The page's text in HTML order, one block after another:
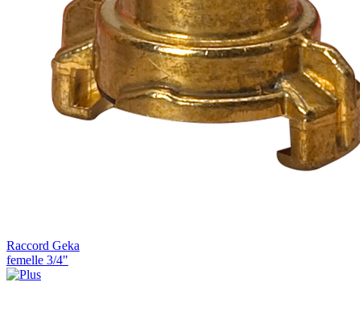
Raccord Geka
femelle 3/4"